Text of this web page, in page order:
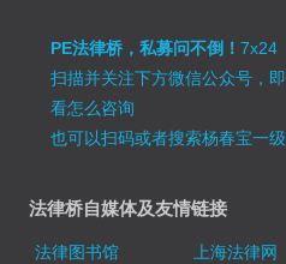
PE法律桥，私募问不倒！7x24
扫描并关注下方微信公众号，
看怎么咨询
也可以扫码或者搜索杨春宝一
法律桥自媒体及友情链接
法律图书馆 上海法律网